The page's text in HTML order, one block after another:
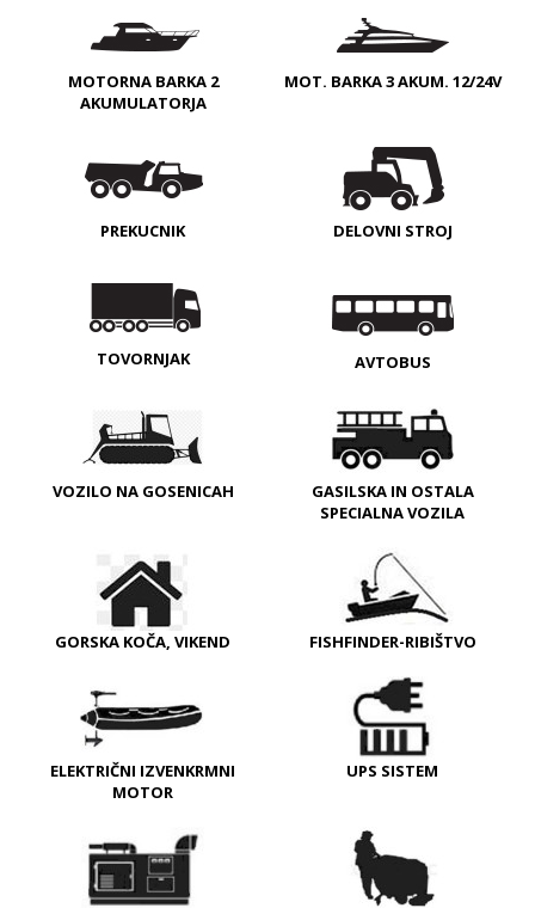
MOTORNA BARKA 2
AKUMULATORJA
MOT. BARKA 3 AKUM. 12/24V
PREKUCNIK DELOVNI STROJ
TOVORNJAK AVTOBUS
VOZILO NA GOSENICAH
GASILSKA IN OSTALA
SPECIALNA VOZILA
GORSKA KOČA, VIKEND FISHFINDER-RIBIŠTVO
ELEKTRIČNI IZVENKRMNI
MOTOR
UPS SISTEM